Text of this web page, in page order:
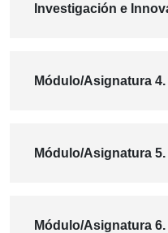
Investigación e
Módulo/Asignatura
Módulo/Asignatura
Módulo/Asignatura